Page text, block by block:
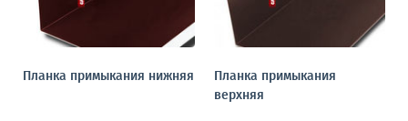
Планка примыкания нижняя
Планка примыкания
верхняя